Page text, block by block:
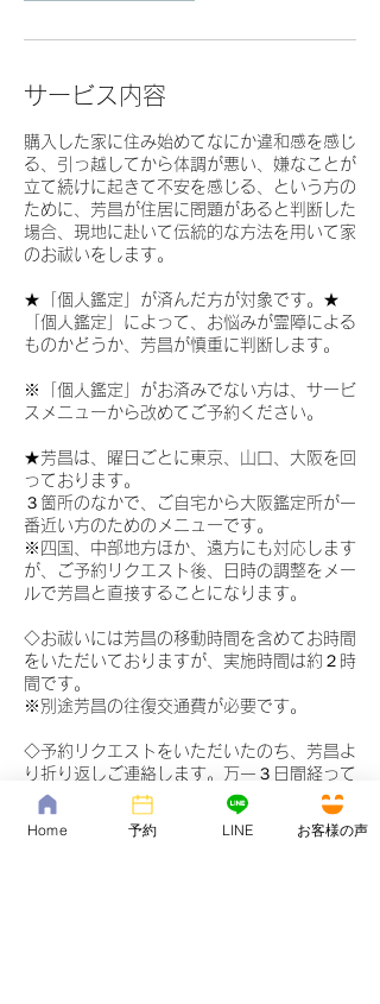
サービス内容
購入した家に住み始めてなにか違和感を感じ
る、引っ越してから体調が悪い、嫌なことが
立て続けに起きて不安を感じる、という方の
ために、芳昌が住居に問題があると判断した
場合、現地に赴いて伝統的な方法を用いて家
のお祓いをします。
★「個人鑑定」が済んだ方が対象です。★
「個人鑑定」によって、お悩みが霊障による
ものかどうか、芳昌が慎重に判断します。
※「個人鑑定」がお済みでない方は、サービ
スメニューから改めてご予約ください。
★芳昌は、曜日ごとに東京、山口、大阪を回
っております。
３箇所のなかで、ご自宅から大阪鑑定所が一
番近い方のためのメニューです。
※四国、中部地方ほか、遠方にも対応します
が、ご予約リクエスト後、日時の調整をメー
ルで芳昌と直接することになります。
◇お祓いには芳昌の移動時間を含めてお時間
をいただいておりますが、実施時間は約２時
間です。
※別途芳昌の往復交通費が必要です。
◇予約リクエストをいただいたのち、芳昌よ
り折り返しご連絡します。万一３日間経って
もご連絡がない場合は恐れ入りますが、再度
連絡してください。
Home 予約 LINE お客様の声